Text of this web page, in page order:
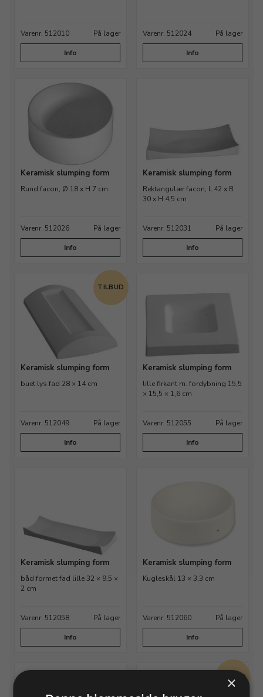
Varenr. 512010 På lager
Info
Varenr. 512024 På lager
Info
Keramisk slumping form
Rund facon, Ø 18 x H 7 cm
Varenr. 512026 På lager
Info
Keramisk slumping form
Rektangulær facon, L 42 x B
30 x H 4,5 cm
Varenr. 512031 På lager
Info
TILBUD
Keramisk slumping form
buet lys fad 28 × 14 cm
Varenr. 512049 På lager
Info
Keramisk slumping form
lille firkant m. fordybning 15,5
× 15,5 × 1,6 cm
Varenr. 512055 På lager
Info
Keramisk slumping form
båd formet fad lille 32 × 9,5 ×
2 cm
Varenr. 512058 På lager
Info
Keramisk slumping form
Kugleskål 13 × 3,3 cm
Varenr. 512060 På lager
Info
TILBUD
×